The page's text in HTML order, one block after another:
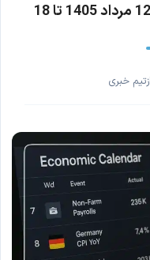
تقویم اقتصادی هفته پیش رو: 12 مرداد 1405 تا 18
ازتیم خبری